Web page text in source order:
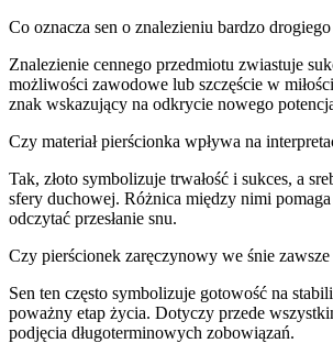
Co oznacza sen o znalezieniu bardzo
Znalezienie cennego przedmiotu zwiastuje
możliwości zawodowe lub szczęście w
znak wskazujący na odkrycie nowego
Czy materiał pierścionka wpływa na
Tak, złoto symbolizuje trwałość i sukces, a
sfery duchowej. Różnica między nimi
odczytać przesłanie snu.
Czy pierścionek zaręczynowy we śnie
Sen ten często symbolizuje gotowość na
poważny etap życia. Dotyczy przede
podjęcia długoterminowych zobowiązań.